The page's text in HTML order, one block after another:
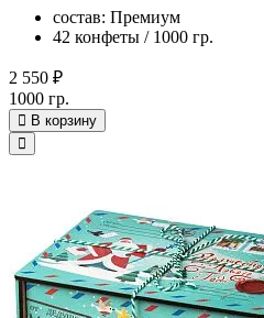
состав: Премиум
42 конфеты / 1000 гр.
2 550 ₽
1000 гр.
В корзину